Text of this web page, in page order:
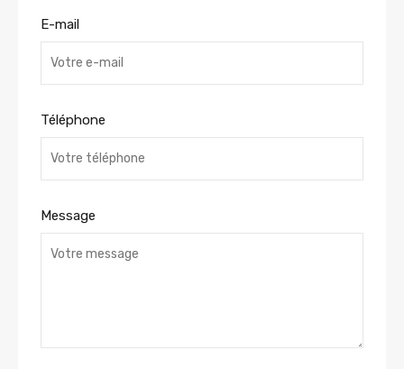
E-mail
Téléphone
Message